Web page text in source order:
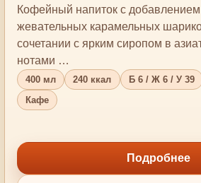
Кофейный напиток с
жевательных карамельных
сочетании с ярким сиропом в
нотами …
400 мл 240 ккал
Б 6 / Ж 6 / У 39
Кафе
Подробнее